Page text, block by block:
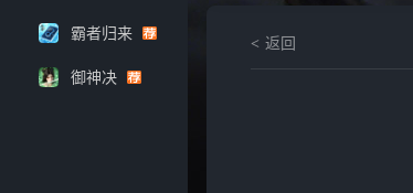
返回
霸者归来
御神决